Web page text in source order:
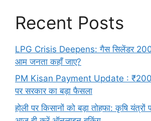
Recent Posts
LPG Crisis Deepens: गैस सिलेंडर
आम जनता कहाँ जाए?
PM Kisan Payment Update :
पर सरकार का बड़ा फैसला
होली पर किसानों को बड़ा तोहफा: कृषि यंत्रों